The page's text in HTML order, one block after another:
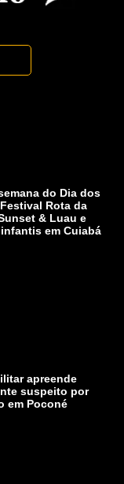
do Dia dos
Rota da
& Luau e
em Cuiabá
apreende
suspeito por
em Poconé